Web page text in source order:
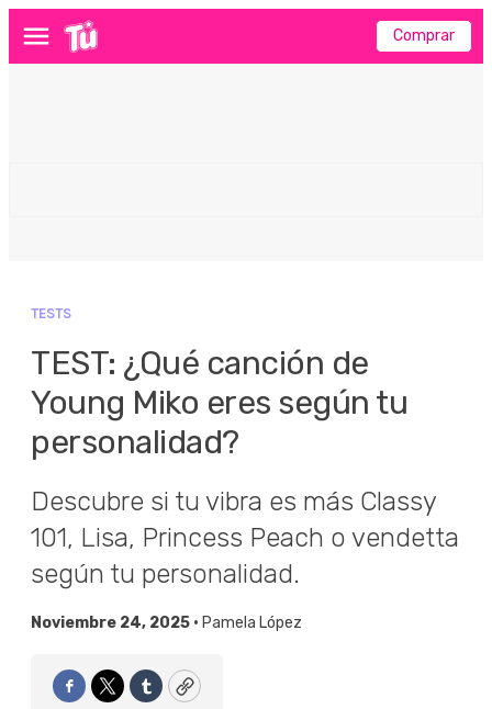
Menú Comprar
TESTS
TEST: ¿Qué canción de
Young Miko eres según tu
personalidad?
Descubre si tu vibra es más Classy
101, Lisa, Princess Peach o vendetta
según tu personalidad.
Noviembre 24, 2025 • Pamela López
Facebook
TwitterTumblrCopy